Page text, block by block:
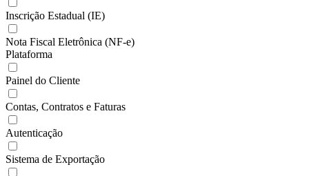
Inscrição Estadual (IE)
Nota Fiscal Eletrônica (NF-e)
Plataforma
Painel do Cliente
Contas, Contratos e Faturas
Autenticação
Sistema de Exportação